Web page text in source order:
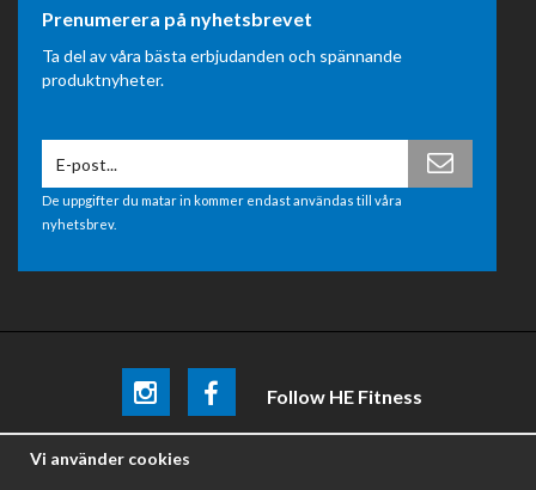
Prenumerera på nyhetsbrevet
Ta del av våra bästa erbjudanden och spännande
produktnyheter.
De uppgifter du matar in kommer endast användas till våra
nyhetsbrev.
Follow HE Fitness
Be the firstto know aboutpromotions, news and training
Vi använder cookies